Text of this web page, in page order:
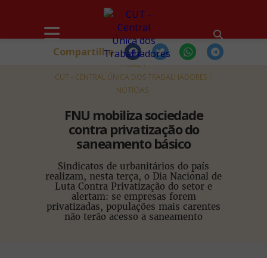
HOME
CUT - CENTRAL ÚNICA DOS TRABALHADORES
NOTÍCIAS
FNU mobiliza sociedade
contra privatização do
saneamento básico
Sindicatos de urbanitários do país
realizam, nesta terça, o Dia Nacional de
Luta Contra Privatização do setor e
alertam: se empresas forem
privatizadas, populações mais carentes
não terão acesso a saneamento
Compartilhe